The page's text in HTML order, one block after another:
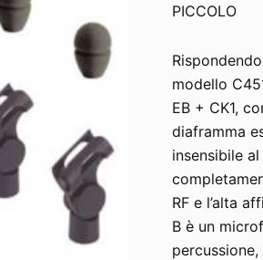
PICCOLO
modello
EB + CK1,
diaframma
insensibile
RF e l’alta
B è un